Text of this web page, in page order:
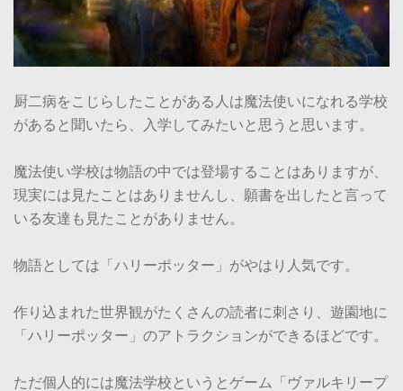
厨二病をこじらしたことがある人は魔法使いになれる学校
があると聞いたら、入学してみたいと思うと思います。
魔法使い学校は物語の中では登場することはありますが、
現実には見たことはありませんし、願書を出したと言って
いる友達も見たことがありません。
物語としては「ハリーポッター」がやはり人気です。
作り込まれた世界観がたくさんの読者に刺さり、遊園地に
「ハリーポッター」のアトラクションができるほどです。
ただ個人的には魔法学校というとゲーム「ヴァルキリープ